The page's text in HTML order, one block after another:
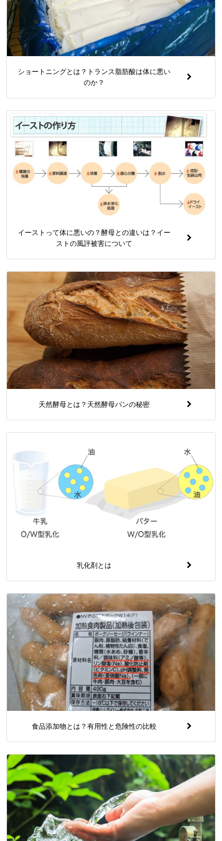
ショートニングとは？トランス脂肪酸は体に悪い
のか？
イーストって体に悪いの？酵母との違いは？イー
ストの風評被害について
天然酵母とは？天然酵母パンの秘密
乳化剤とは
食品添加物とは？有用性と危険性の比較